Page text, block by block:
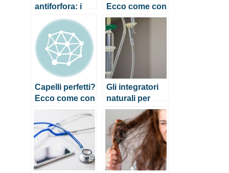
antiforfora: i
rimedi fai da te
Ecco come con
una
alimentazione
corretta
Capelli perfetti?
Ecco come con
alimentazione
corretta
Gli integratori
naturali per
unghie e capelli
fragili